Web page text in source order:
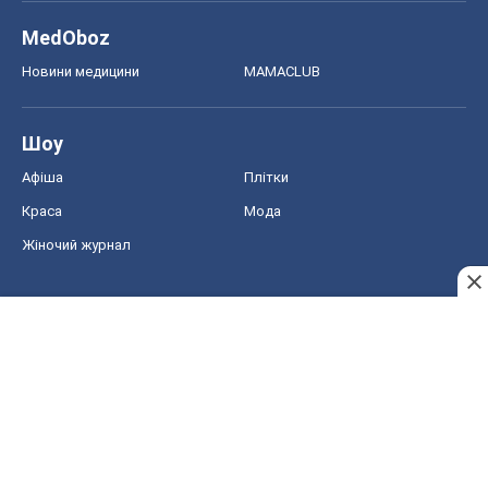
MedOboz
Новини медицини MAMACLUB
Шоу
Афіша Плітки
Краса Мода
Жіночий журнал